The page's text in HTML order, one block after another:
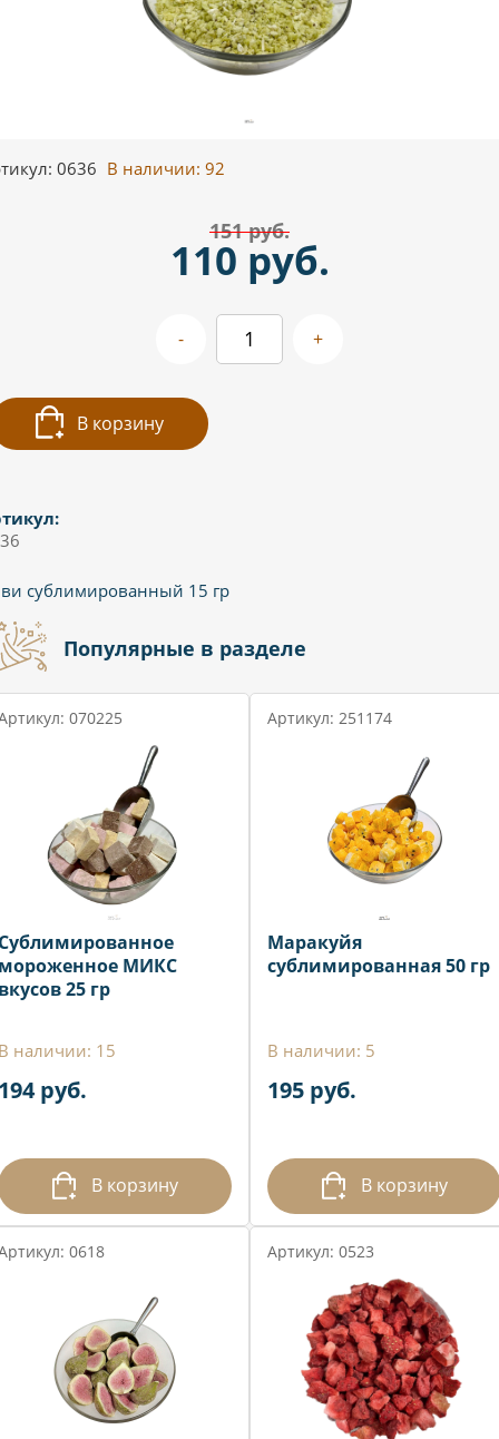
0636 В наличии: 92
151 руб.
110 руб.
- +
В корзину
сублимированный 15 гр
Популярные в разделе
070225
МИКС
25 гр
наличии: 15
руб.
В корзину
Артикул: 251174
Маракуйя
сублимированная 50 гр
В наличии: 5
195 руб.
В корзину
0618 Артикул: 0523